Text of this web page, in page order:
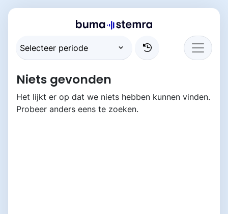
Niets gevonden
Het lijkt er op dat we niets hebben kunnen vinden.
Probeer anders eens te zoeken.